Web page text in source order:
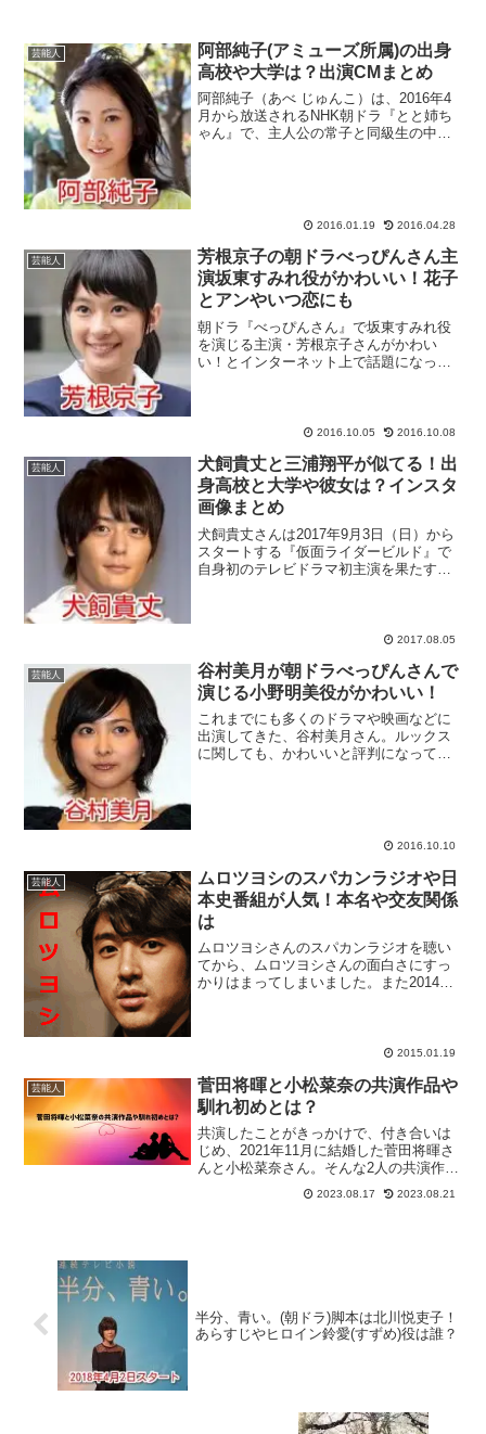
芸能人
阿部純子(アミューズ所属)の出身
高校や大学は？出演CMまとめ
阿部純子（あべ じゅんこ）は、2016年4
月から放送されるNHK朝ドラ『とと姉ち
ゃん』で、主人公の常子と同級生の中田
2016.01.19 2016.04.28
芸能人
芳根京子の朝ドラべっぴんさん主
演坂東すみれ役がかわいい！花子
とアンやいつ恋にも
朝ドラ『べっぴんさん』で坂東すみれ役
を演じる主演・芳根京子さんがかわい
い！とインターネット上で話題になって
る芳根京子さんのプロフィー...
2016.10.05 2016.10.08
芸能人
犬飼貴丈と三浦翔平が似てる！出
身高校と大学や彼女は？インスタ
画像まとめ
犬飼貴丈さんは2017年9月3日（日）から
スタートする『仮面ライダービルド』で
自身初のテレビドラマ初主演を果たす事
2017.08.05
芸能人
谷村美月が朝ドラべっぴんさんで
演じる小野明美役がかわいい！
これまでにも多くのドラマや映画などに
出演してきた、谷村美月さん。ルックス
に関しても、かわいいと評判になってい
2016.10.10
芸能人
ムロツヨシのスパカンラジオや日
本史番組が人気！本名や交友関係
は
ムロツヨシさんのスパカンラジオを聴い
てから、ムロツヨシさんの面白さにすっ
かりはまってしまいました。また2014年4
2015.01.19
芸能人
菅田将暉と小松菜奈の共演作品や
馴れ初めとは？
共演したことがきっかけで、付き合いは
じめ、2021年11月に結婚した菅田将暉さ
んと小松菜奈さん。そんな2人の共演作品
や馴れ初めを紹介します。菅田将暉さん
と小松菜奈さんのプロフィール この投稿
2023.08.17 2023.08.21
半分、青い。(朝ドラ)脚本は北川悦吏子！
あらすじやヒロイン鈴愛(すずめ)役は誰？